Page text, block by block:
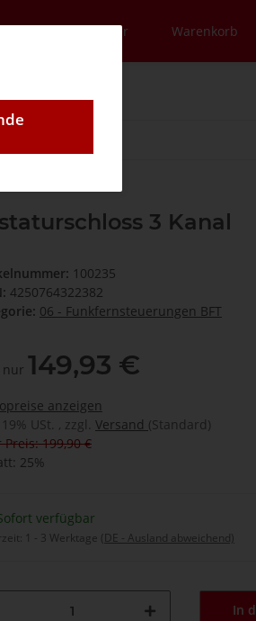
Newsletter Warenkorb
3 Kanal
100235
4250764322382
06 - Funkfernsteuerungen BFT
nur 149,93 €
anzeigen
USt. , zzgl. Versand (Standard)
Preis: 199,90 €
25%
verfügbar
1 - 3 Werktage (DE - Ausland abweichend)
In